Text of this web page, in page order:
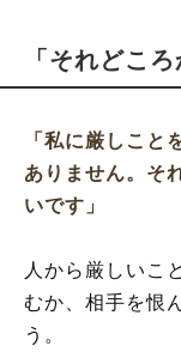
「それどこ
「私に厳しこと
ありません。そ
いです」
人から厳しいこ
むか、相手を恨
う。